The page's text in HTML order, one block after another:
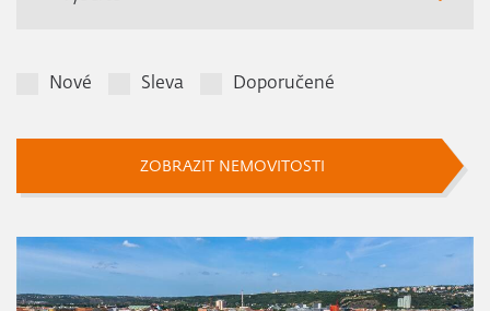
Nové Sleva Doporučené
ZOBRAZIT NEMOVITOSTI